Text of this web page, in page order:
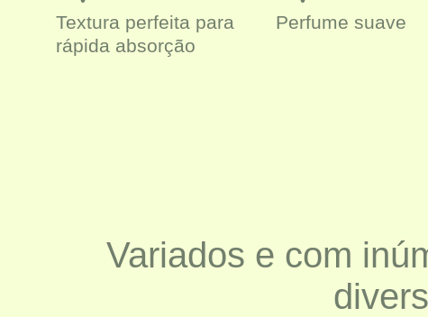
Textura perfeita para
rápida absorção
Perfume suave
Variados e com